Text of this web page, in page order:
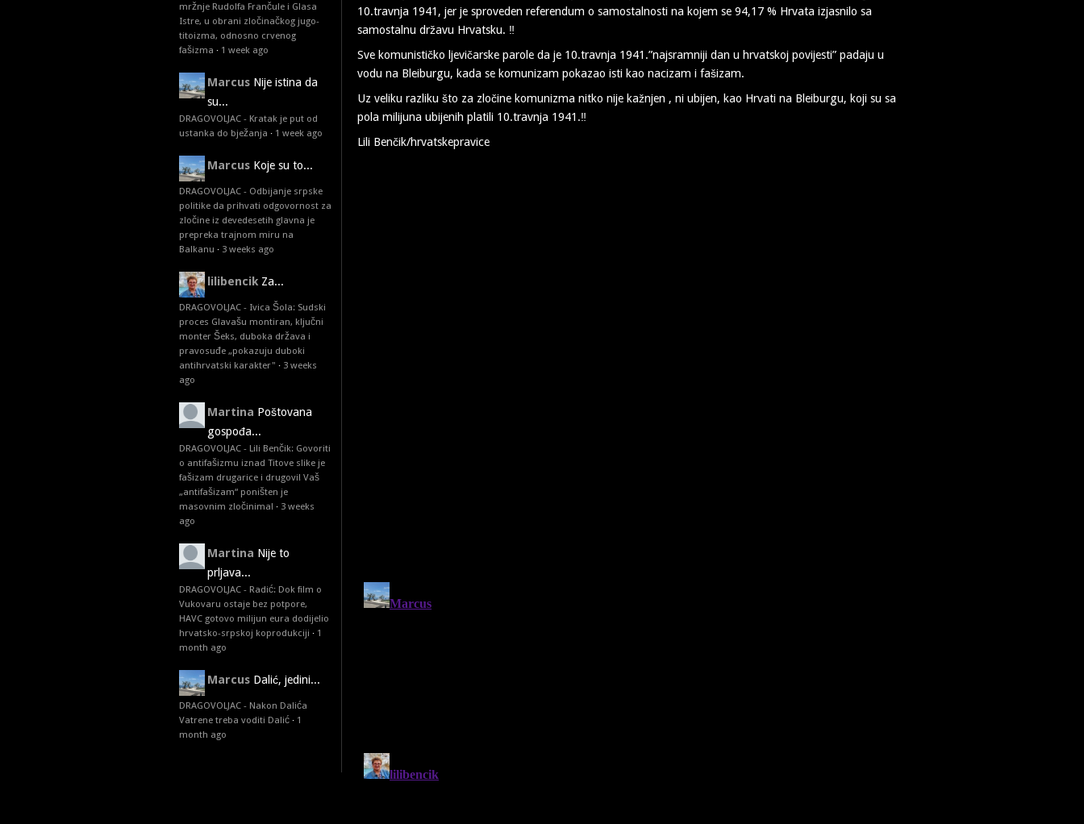
mržnje Rudolfa Frančule i Glasa
Istre, u obrani zločinačkog jugo-
titoizma, odnosno crvenog
fašizma · 1 week ago
Marcus Nije istina da
su...
DRAGOVOLJAC - Kratak je put od
ustanka do bježanja · 1 week ago
Marcus Koje su to...
DRAGOVOLJAC - Odbijanje srpske
politike da prihvati odgovornost za
zločine iz devedesetih glavna je
prepreka trajnom miru na
Balkanu · 3 weeks ago
lilibencik Za...
DRAGOVOLJAC - Ivica Šola: Sudski
proces Glavašu montiran, ključni
monter Šeks, duboka država i
pravosuđe „pokazuju duboki
antihrvatski karakter" · 3 weeks
ago
Martina Poštovana
gospođa...
DRAGOVOLJAC - Lili Benčik: Govoriti
o antifašizmu iznad Titove slike je
fašizam drugarice i drugovi! Vaš
„antifašizam“ poništen je
masovnim zločinima! · 3 weeks
ago
Martina Nije to
prljava...
DRAGOVOLJAC - Radić: Dok film o
Vukovaru ostaje bez potpore,
HAVC gotovo milijun eura dodijelio
hrvatsko-srpskoj koprodukciji · 1
month ago
Marcus Dalić, jedini...
DRAGOVOLJAC - Nakon Dalića
Vatrene treba voditi Dalić · 1
month ago
10.travnja 1941, jer je sproveden referendum o samostalnosti na kojem se 94,17 % Hrvata izjasnilo sa
samostalnu državu Hrvatsku. ‼️
Sve komunističko ljevičarske parole da je 10.travnja 1941.”najsramniji dan u hrvatskoj povijesti” padaju u
vodu na Bleiburgu, kada se komunizam pokazao isti kao nacizam i fašizam.
Uz veliku razliku što za zločine komunizma nitko nije kažnjen , ni ubijen, kao Hrvati na Bleiburgu, koji su sa
pola milijuna ubijenih platili 10.travnja 1941.‼️
Lili Benčik/hrvatskepravice